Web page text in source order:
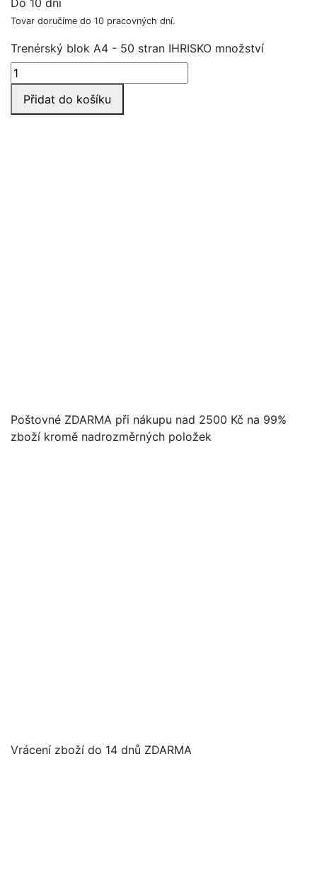
Tovar doručíme do 10 pracovných dní.
Trenérský blok A4 - 50 stran IHRISKO množství
Přidat do košíku
Poštovné ZDARMA při nákupu nad 2500 Kč na 99%
zboží kromě nadrozměrných položek
Vrácení zboží do 14 dnů ZDARMA